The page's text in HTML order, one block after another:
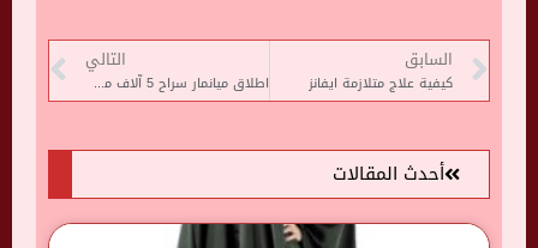
السابق
كيفية علاج متلازمة ايفانز
التالي
اطلاق ميانمار سراح 5 آلاف معتقل من المتظاهرين ضد المجلس العسكرى
أحدث المقالات